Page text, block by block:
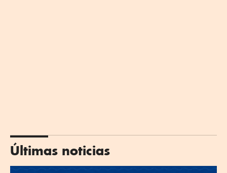
Últimas noticias